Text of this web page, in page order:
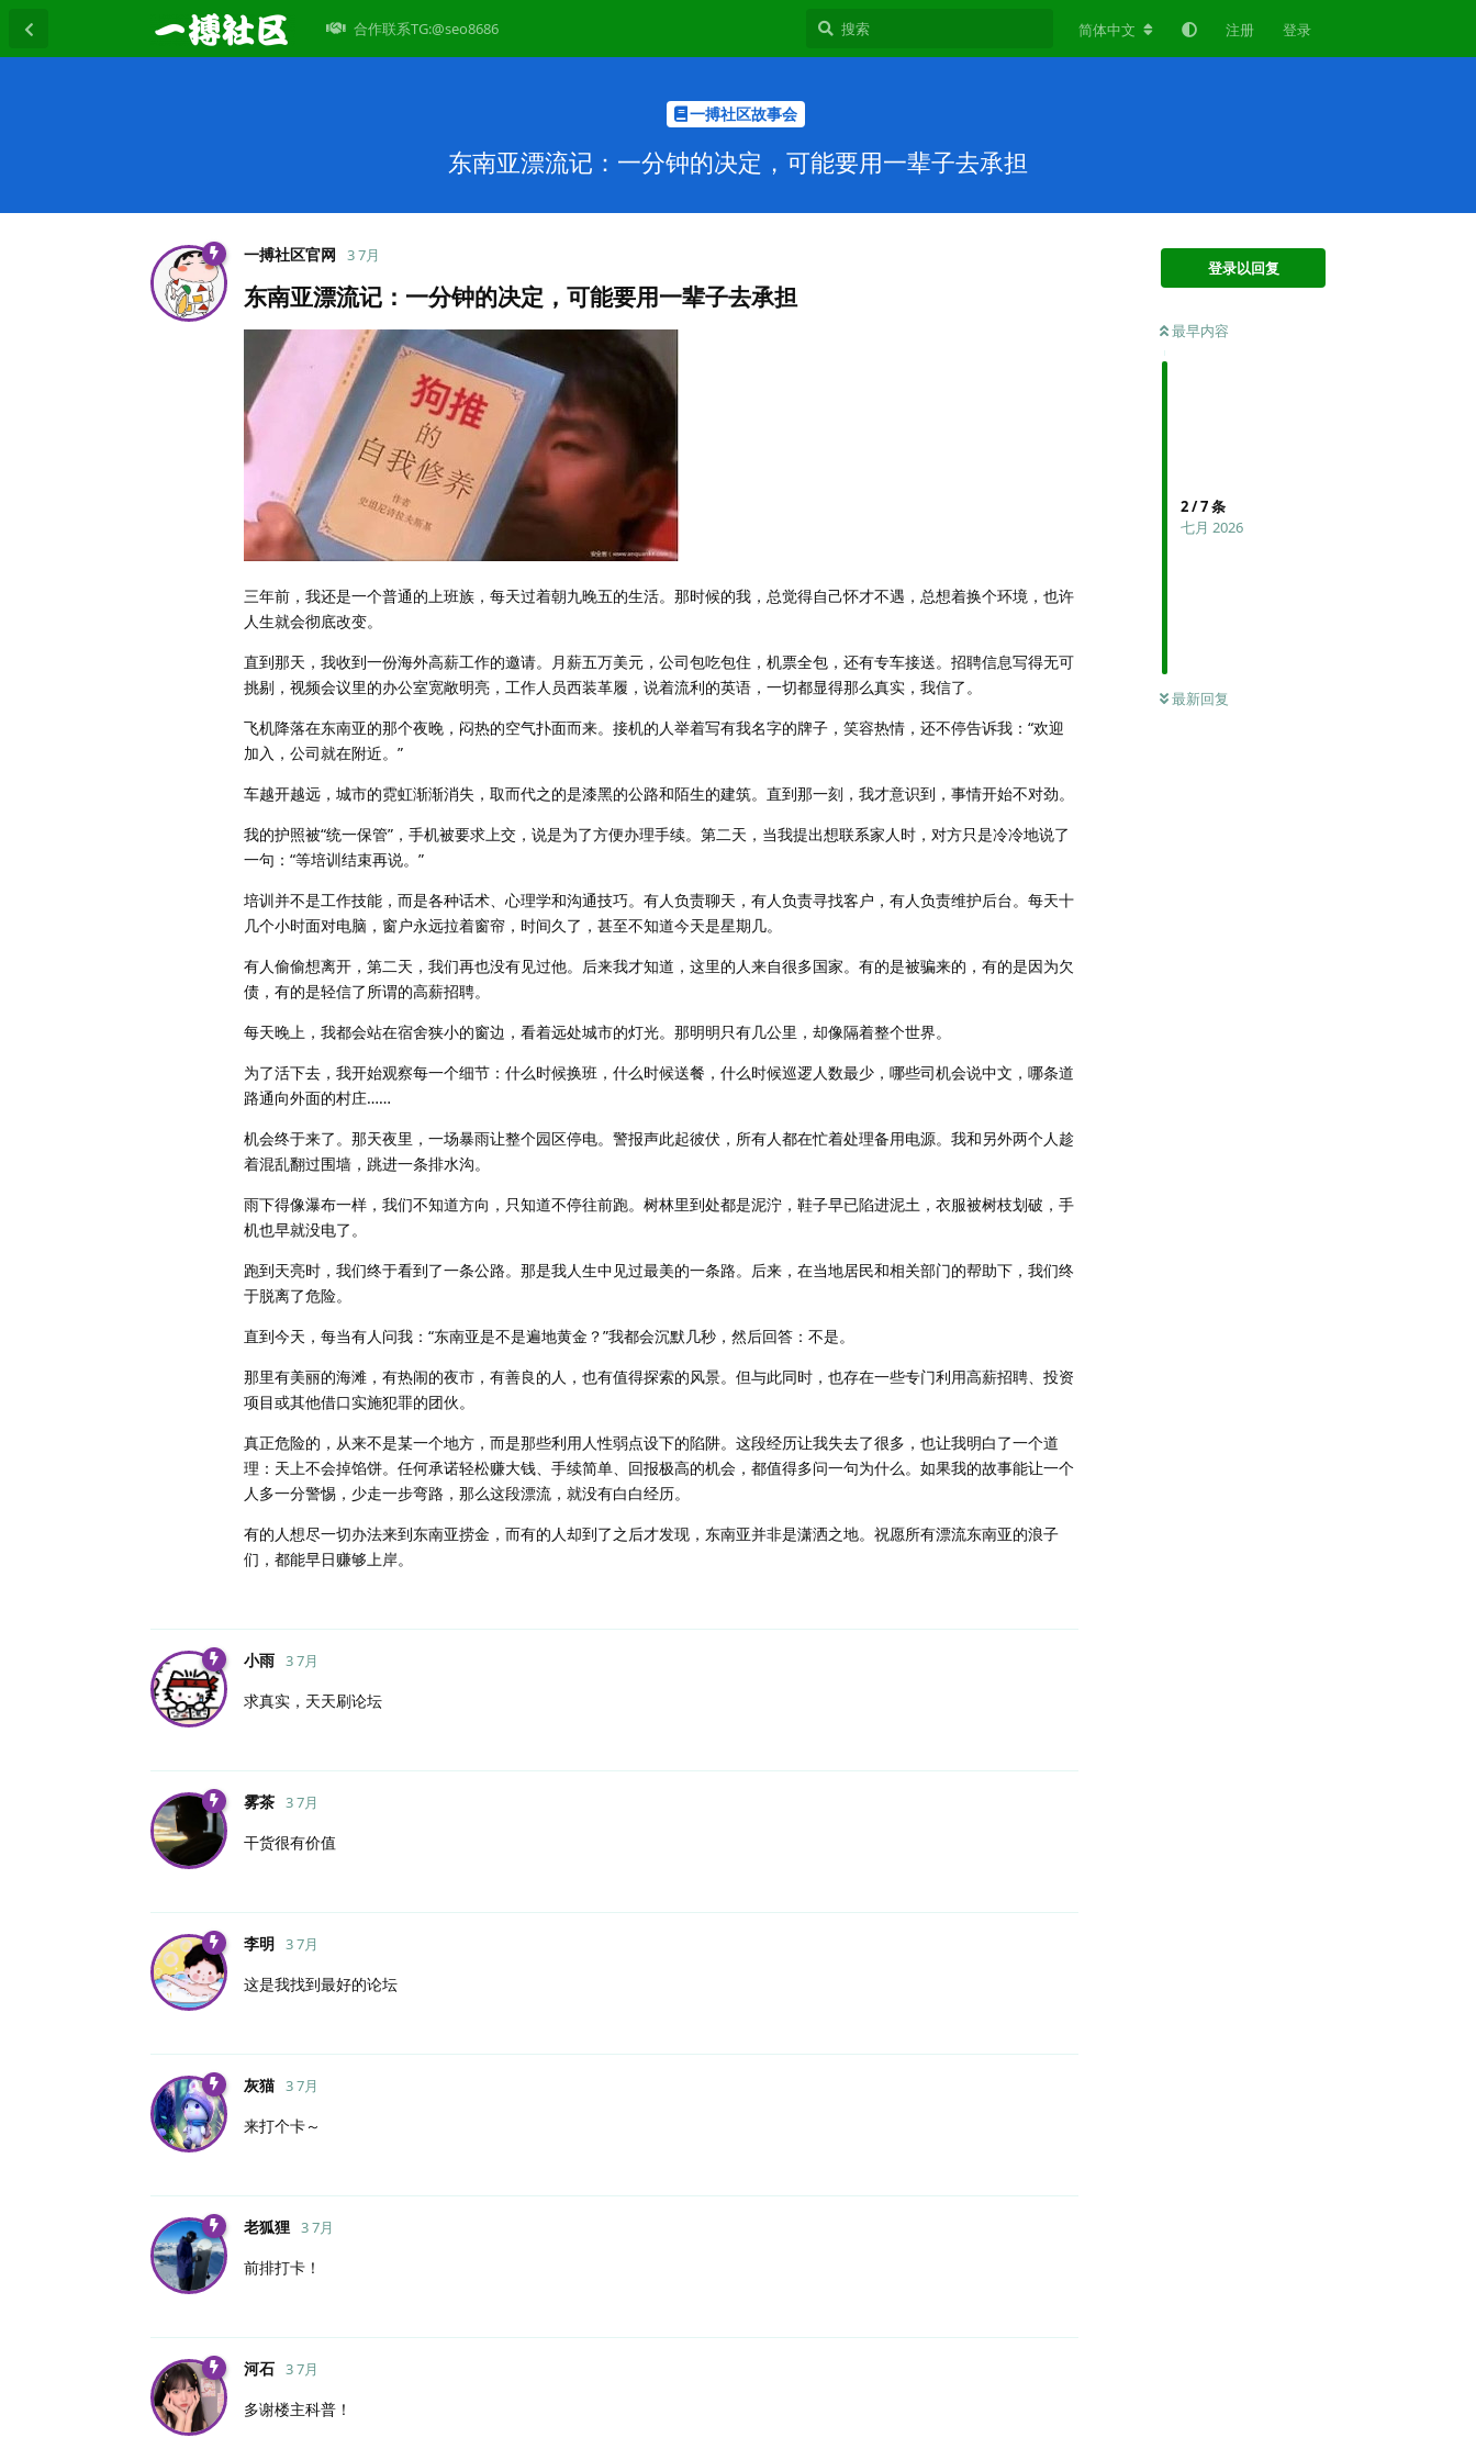
合作联系TG:@seo8686 简体中文 注册 登录
一搏社区故事会
东南亚漂流记：一分钟的决定，可能要用一辈子去承担
登录以回复
最早内容
2/7条
七月 2026
最新回复
一搏社区官网 3 7月
东南亚漂流记：一分钟的决定，可能要用一辈子去承担
三年前，我还是一个普通的上班族，每天过着朝九晚五的生活。那时候的我，总觉得自己怀才不遇，总想着换个环境，也许
人生就会彻底改变。
直到那天，我收到一份海外高薪工作的邀请。月薪五万美元，公司包吃包住，机票全包，还有专车接送。招聘信息写得无可
挑剔，视频会议里的办公室宽敞明亮，工作人员西装革履，说着流利的英语，一切都显得那么真实，我信了。
飞机降落在东南亚的那个夜晚，闷热的空气扑面而来。接机的人举着写有我名字的牌子，笑容热情，还不停告诉我：“欢迎
加入，公司就在附近。”
车越开越远，城市的霓虹渐渐消失，取而代之的是漆黑的公路和陌生的建筑。直到那一刻，我才意识到，事情开始不对劲。
我的护照被“统一保管”，手机被要求上交，说是为了方便办理手续。第二天，当我提出想联系家人时，对方只是冷冷地说了
一句：“等培训结束再说。”
培训并不是工作技能，而是各种话术、心理学和沟通技巧。有人负责聊天，有人负责寻找客户，有人负责维护后台。每天十
几个小时面对电脑，窗户永远拉着窗帘，时间久了，甚至不知道今天是星期几。
有人偷偷想离开，第二天，我们再也没有见过他。后来我才知道，这里的人来自很多国家。有的是被骗来的，有的是因为欠
债，有的是轻信了所谓的高薪招聘。
每天晚上，我都会站在宿舍狭小的窗边，看着远处城市的灯光。那明明只有几公里，却像隔着整个世界。
为了活下去，我开始观察每一个细节：什么时候换班，什么时候送餐，什么时候巡逻人数最少，哪些司机会说中文，哪条道
路通向外面的村庄……
机会终于来了。那天夜里，一场暴雨让整个园区停电。警报声此起彼伏，所有人都在忙着处理备用电源。我和另外两个人趁
着混乱翻过围墙，跳进一条排水沟。
雨下得像瀑布一样，我们不知道方向，只知道不停往前跑。树林里到处都是泥泞，鞋子早已陷进泥土，衣服被树枝划破，手
机也早就没电了。
跑到天亮时，我们终于看到了一条公路。那是我人生中见过最美的一条路。后来，在当地居民和相关部门的帮助下，我们终
于脱离了危险。
直到今天，每当有人问我：“东南亚是不是遍地黄金？”我都会沉默几秒，然后回答：不是。
那里有美丽的海滩，有热闹的夜市，有善良的人，也有值得探索的风景。但与此同时，也存在一些专门利用高薪招聘、投资
项目或其他借口实施犯罪的团伙。
真正危险的，从来不是某一个地方，而是那些利用人性弱点设下的陷阱。这段经历让我失去了很多，也让我明白了一个道
理：天上不会掉馅饼。任何承诺轻松赚大钱、手续简单、回报极高的机会，都值得多问一句为什么。如果我的故事能让一个
人多一分警惕，少走一步弯路，那么这段漂流，就没有白白经历。
有的人想尽一切办法来到东南亚捞金，而有的人却到了之后才发现，东南亚并非是潇洒之地。祝愿所有漂流东南亚的浪子
们，都能早日赚够上岸。
小雨 3 7月
求真实，天天刷论坛
雾茶 3 7月
干货很有价值
李明 3 7月
这是我找到最好的论坛
灰猫 3 7月
来打个卡～
老狐狸 3 7月
前排打卡！
河石 3 7月
多谢楼主科普！